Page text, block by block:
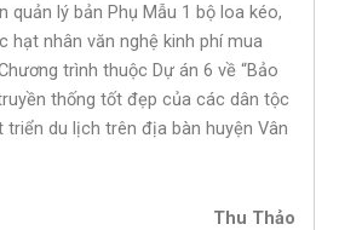
quản lý bản Phụ Mẫu 1 bộ loa kéo,
hạt nhân văn nghệ kinh phí mua
trình thuộc Dự án 6 về “Bảo
thống tốt đẹp của các dân tộc
triển du lịch trên địa bàn huyện Vân
Thu Thảo